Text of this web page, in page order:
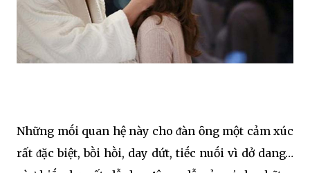
Những mṓi quan hệ này cho ᵭàn ȏng một cảm xúc
rất ᵭặc biệt, bṑi hṑi, day dứt, tiḗc nuṓi vì dở dang…